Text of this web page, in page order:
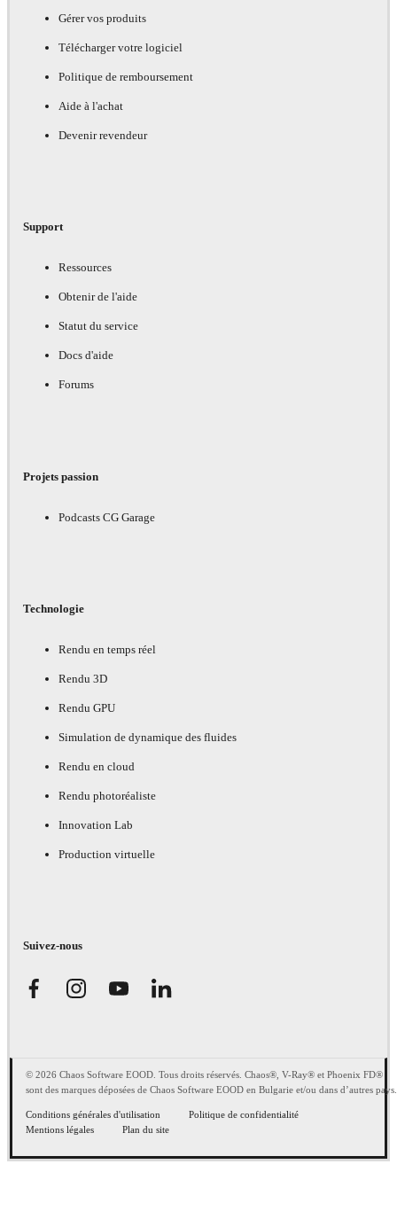
Gérer vos produits
Télécharger votre logiciel
Politique de remboursement
Aide à l'achat
Devenir revendeur
Support
Ressources
Obtenir de l'aide
Statut du service
Docs d'aide
Forums
Projets passion
Podcasts CG Garage
Technologie
Rendu en temps réel
Rendu 3D
Rendu GPU
Simulation de dynamique des fluides
Rendu en cloud
Rendu photoréaliste
Innovation Lab
Production virtuelle
Suivez-nous
© 2026 Chaos Software EOOD. Tous droits réservés. Chaos®, V-Ray® et Phoenix FD®
sont des marques déposées de Chaos Software EOOD en Bulgarie et/ou dans d’autres pays.
Conditions générales d'utilisation
Politique de confidentialité
Mentions légales
Plan du site